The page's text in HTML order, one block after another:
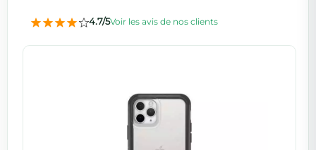
4.7/5Voir les avis de nos clients